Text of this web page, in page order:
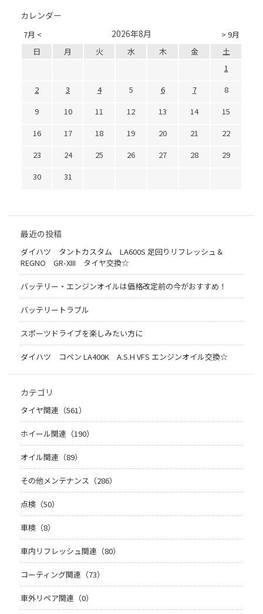
カレンダー
7月 < > 9月
2026年8月
日 月 火 水 木 金
土
1
2
3 4 5 6 7
8
9
10 11 12 13 14
15
16
17 18 19 20 21
22
23
24 25 26 27 28
29
30
31
最近の投稿
ダイハツ タントカスタム LA600S 足回りリフレッシュ＆
REGNO GR-XIII タイヤ交換☆
バッテリー・エンジンオイルは価格改定前の今がおすすめ！
バッテリートラブル
スポーツドライブを楽しみたい方に
ダイハツ コペン LA400K A.S.H VFS エンジンオイル交換☆
カテゴリ
タイヤ関連（561）
ホイール関連（190）
オイル関連（89）
その他メンテナンス（286）
点検（50）
車検（8）
車内リフレッシュ関連（80）
コーティング関連（73）
車外リペア関連（0）